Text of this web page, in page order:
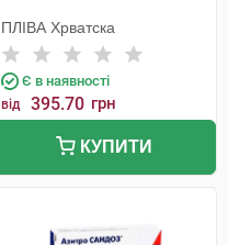
ПЛІВА Хрватска
Є в наявності
від 395.70 грн
КУПИТИ